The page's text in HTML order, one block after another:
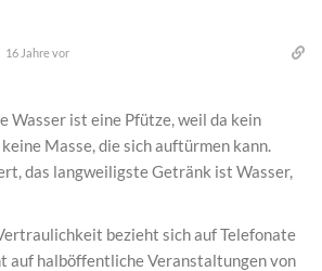
16 Jahre vor
Wasser ist eine Pfütze, weil da kein
Masse, die sich auftürmen kann.
das langweiligste Getränk ist Wasser,
bezieht sich auf Telefonate
auf halböffentliche Veranstaltungen von